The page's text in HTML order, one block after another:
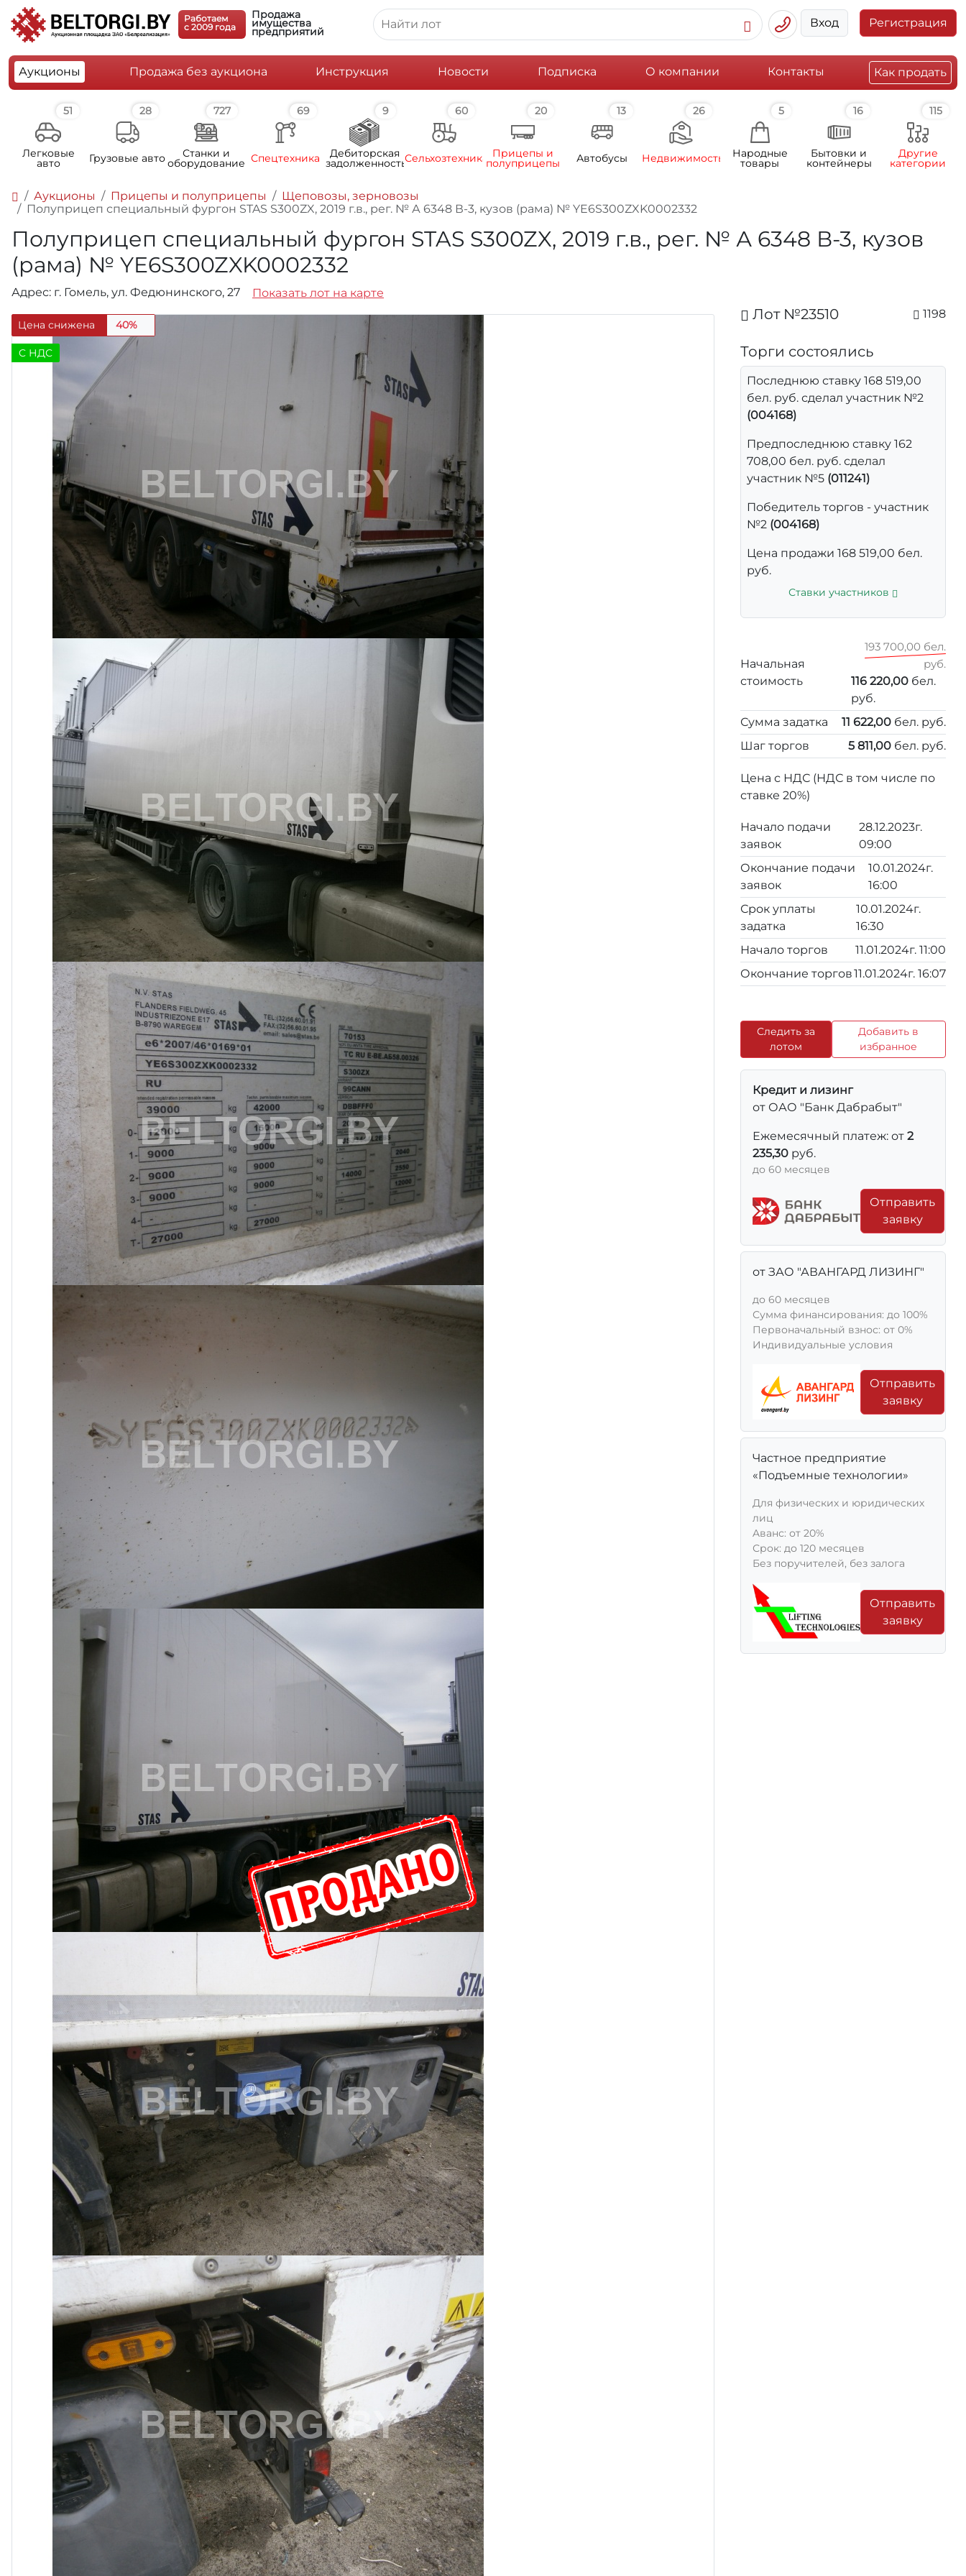
Работаем
c 2009 года
Продажа
имущества
предприятий
Вход Регистрация
Аукционы Продажа без аукциона Инструкция Новости Подписка О компании Контакты Как продать
51
Легковые
авто
28
Грузовые авто
727
Станки и
оборудование
69
Спецтехника
9
Дебиторская
задолженность
60
Сельхозтехника
20
Прицепы и
полуприцепы
13
Автобусы
26
Недвижимость
5
Народные
товары
16
Бытовки и
контейнеры
115
Другие
категории
Аукционы Прицепы и полуприцепы
Щеповозы, зерновозы
Полуприцеп специальный фургон STAS S300ZX, 2019 г.в., рег. № А 6348 В-3, кузов (рама) № YE6S300ZXK0002332
Полуприцеп специальный фургон STAS S300ZX, 2019 г.в., рег. № А 6348 В-3, кузов
(рама) № YE6S300ZXK0002332
Адрес: г. Гомель, ул. Федюнинского, 27 Показать лот на карте
Цена снижена 40%
C НДС
Лот №23510 1198
Торги состоялись
Последнюю ставку 168 519,00
бел. руб. сделал участник №2
(004168)
Предпоследнюю ставку 162
708,00 бел. руб. сделал
участник №5 (011241)
Победитель торгов - участник
№2 (004168)
Цена продажи 168 519,00 бел.
руб.
Ставки участников
Начальная
стоимость
193 700,00 бел.
руб.
116 220,00бел.
руб.
Сумма задатка
11 622,00 бел. руб.
Шаг торгов
5 811,00 бел. руб.
Цена с НДС (НДС в том числе по
ставке 20%)
Начало подачи
заявок
28.12.2023г.
09:00
Окончание подачи
заявок
10.01.2024г.
16:00
Срок уплаты
задатка
10.01.2024г.
16:30
Начало торгов
11.01.2024г. 11:00
Окончание торгов11.01.2024г. 16:07
Следить за
лотом
Добавить в
избранное
Кредит и лизинг
от ОАО "Банк Дабрабыт"
Ежемесячный платеж: от 2
235,30 руб.
до 60 месяцев
Отправить
заявку
от ЗАО "АВАНГАРД ЛИЗИНГ"
до 60 месяцев
Сумма финансирования: до 100%
Первоначальный взнос: от 0%
Индивидуальные условия
Отправить
заявку
Частное предприятие
«Подъемные технологии»
Для физических и юридических
лиц
Aванс: от 20%
Срок: до 120 месяцев
Без поручителей, без залога
Отправить
заявку